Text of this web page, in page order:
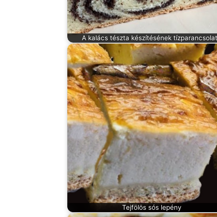
A kalács tészta készítésének
Tejfölös sós lepény